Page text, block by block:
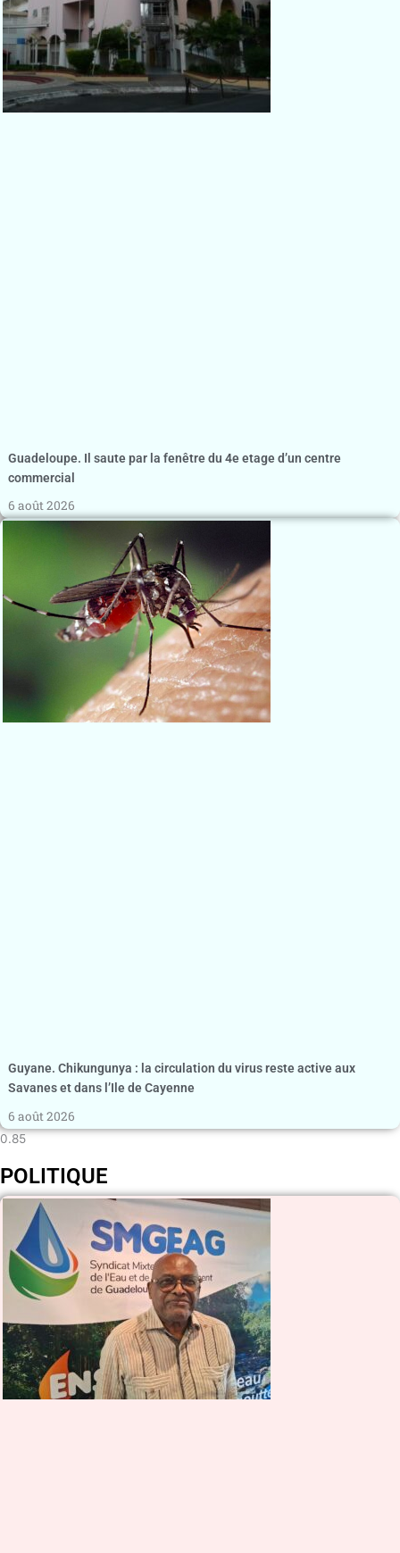
Guadeloupe. Il saute par la fenêtre du 4e etage d’un centre
commercial
6 août 2026
Guyane. Chikungunya : la circulation du virus reste active aux
Savanes et dans l’Ile de Cayenne
6 août 2026
POLITIQUE